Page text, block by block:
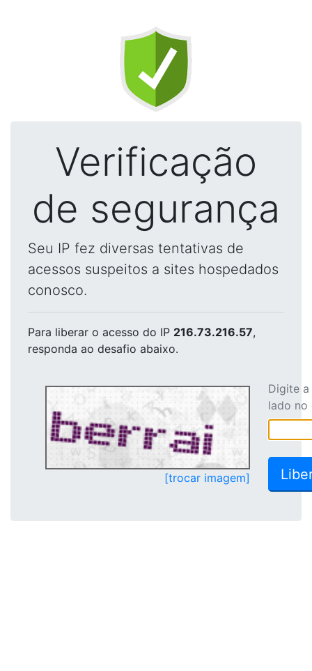
Verificação
de segurança
Seu IP fez diversas tentativas de
acessos suspeitos a sites hospedados
conosco.
Para liberar o acesso do IP 216.73.216.57,
responda ao desafio abaixo.
[trocar imagem]
Digite
lado no